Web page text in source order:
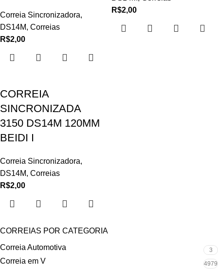
CORREIAS POR CATEGORIA
Correia Automotiva
3
Correia em V 4979
Correia Sincronizadora,
DS14M, Correias
R$2,00
R$2,00
CORREIA
SINCRONIZADA
3150 DS14M 120MM
BEIDI I
Correia Sincronizadora,
DS14M, Correias
R$2,00